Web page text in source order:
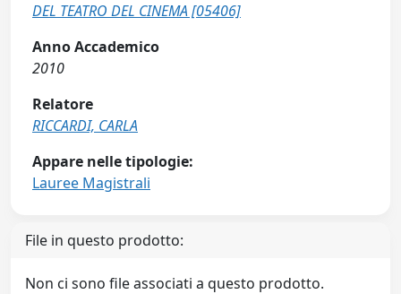
DEL TEATRO DEL CINEMA [05406]
Anno Accademico
2010
Relatore
RICCARDI, CARLA
Appare nelle tipologie:
Lauree Magistrali
File in questo prodotto:
Non ci sono file associati a questo prodotto.